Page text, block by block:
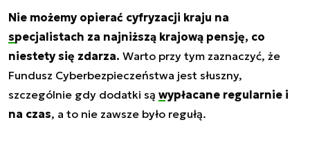
Nie możemy opierać cyfryzacji kraju na
specjalistach za najniższą krajową pensję, co
niestety się zdarza. Warto przy tym zaznaczyć, że
Fundusz Cyberbezpieczeństwa jest słuszny,
szczególnie gdy dodatki są wypłacane regularnie i
na czas, a to nie zawsze było regułą.